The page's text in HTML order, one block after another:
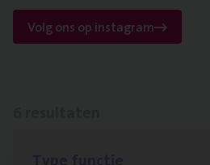
Volg ons op instagram